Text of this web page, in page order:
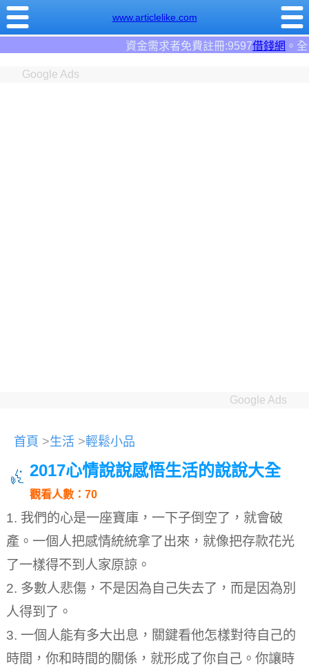
www.articlelike.com
資金需求者免費註冊:9597借錢網。全台前三大借錢網站！
Google Ads
Google Ads
首頁 >生活 >輕鬆小品
2017心情說說感悟生活的說說大全
觀看人數：70
1. 我們的心是一座寶庫，一下子倒空了，就會破
產。 一個人把感情統統拿了出來，就像把存款花光
了一樣得不到人家原諒。
2. 多數人悲傷，不是因為自己失去了，而是因為別
人得到了。
3. 一個人能有多大出息，關鍵看他怎樣對待自己的
時間，你和時間的關係，就形成了你自己。 你讓時